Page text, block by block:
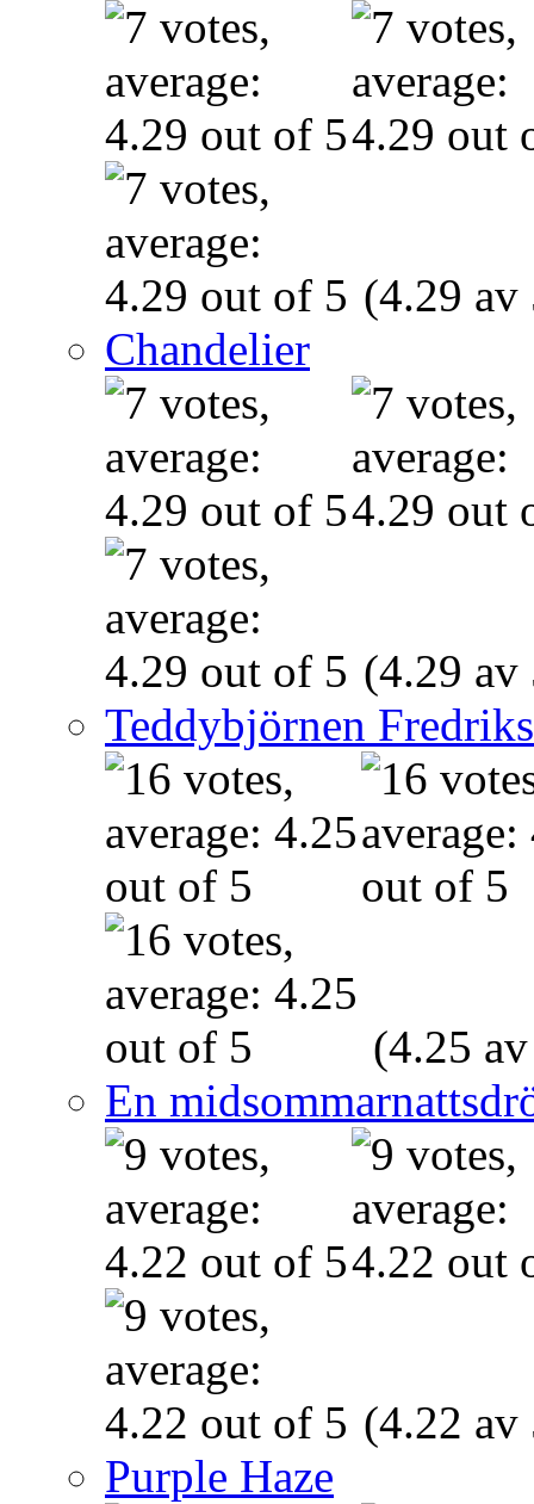
(4.29 av
Chandelier
(4.29 av
Teddybjörnen
(4.25
En
(4.22 av
Purple Haze